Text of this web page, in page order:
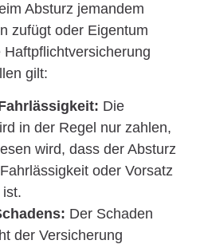
Absturz jemandem
zufügt oder Eigentum
gilt:
Die
in der Regel nur zahlen,
wird, dass der Absturz
oder Vorsatz
Der Schaden
der Versicherung